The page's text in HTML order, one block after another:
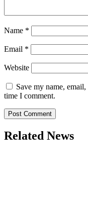
Name *
Email *
Website
Save my name,
time I comment.
Related News